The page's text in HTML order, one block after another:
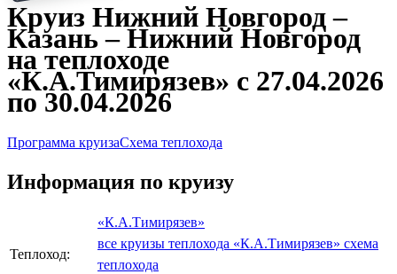
Круиз Нижний Новгород –
Казань – Нижний Новгород
на теплоходе
«К.А.Тимирязев» с 27.04.2026
по 30.04.2026
Программа круизаСхема теплохода
Информация по круизу
Теплоход:
«К.А.Тимирязев»
все круизы теплохода «К.А.Тимирязев» схема
теплохода